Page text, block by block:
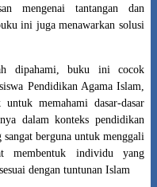
mengenai tantangan dan
ini juga menawarkan solusi
dipahami, buku ini cocok
Pendidikan Agama Islam,
memahami dasar-dasar
dalam konteks pendidikan
berguna untuk menggali
membentuk individu yang
dengan tuntunan Islam